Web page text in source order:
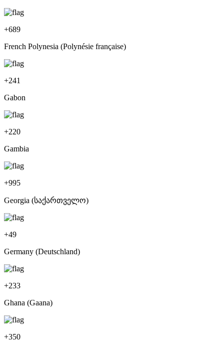
+689
French Polynesia (Polynésie française)
+241
Gabon
+220
Gambia
+995
Georgia (საქართველო)
+49
Germany (Deutschland)
+233
Ghana (Gaana)
+350